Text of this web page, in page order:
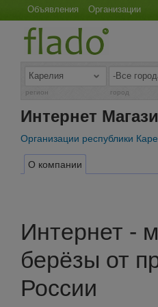
Объявления Организации
регион город
Интернет
Организации республики
О компании
Интернет -
берёзы от
России